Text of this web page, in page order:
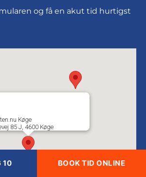
10 BOOK TID ONLINE
og få en akut tid hurtigst
Køge
85 J, 4600 Køge